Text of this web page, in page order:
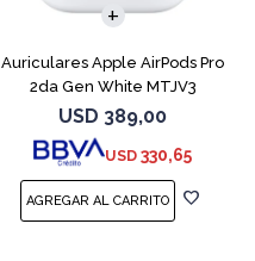
Auriculares Apple AirPods Pro
2da Gen White MTJV3
Magsafe
USD 389,00
USD 330,65